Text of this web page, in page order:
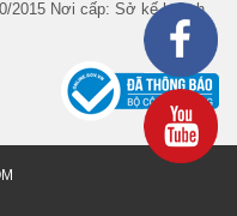
2015 Nơi cấp: Sở kế hoạch